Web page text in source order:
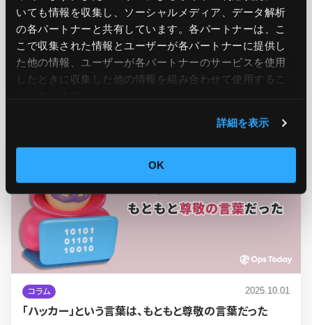
いても情報を収集し、ソーシャルメディア、データ解析
の各パートナーと共有しています。各パートナーは、こ
こで収集された情報とユーザーが各パートナーに提供し
た他の情報、ユーザーが各パートナーのサービスを使用
したときに収集した他の情報を組み合わせて使用​​するこ
詳細を表示
OK
ISACA調査2025解説：セキュリティ現場の問題は、人手
不足ではなく構造疲労？
Ops Today編集部
#セキュリティ #キャリア
コラム 2025.10.01
「ハッカー」という言葉は、もともと尊敬の言葉だった